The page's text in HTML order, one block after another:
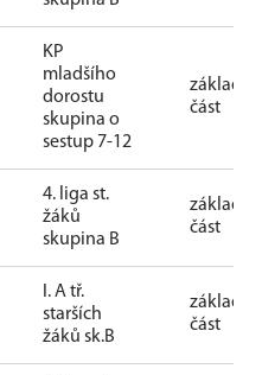
KP
mladšího
dorostu
skupina o
sestup 7-12
základní
část
4. liga st.
žáků
skupina B
základní
část
I. A tř.
starších
žáků sk.B
základní
část